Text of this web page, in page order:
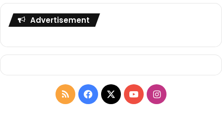
Advertisement
R
F
X
Y
I